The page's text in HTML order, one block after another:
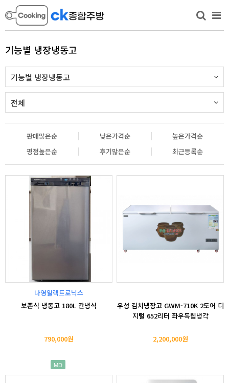
기능별 냉장냉동고
기능별 냉장냉동고
전체
판매많은순 낮은가격순
높은가격순
평점높은순
후기많은순 최근등록순
나영일렉트로닉스
보존식 냉동고 180L 간냉식
790,000원
MD
우성 김치냉장고 GWM-710K 2도어 디
지털 652리터 좌우독립냉각
2,200,000원